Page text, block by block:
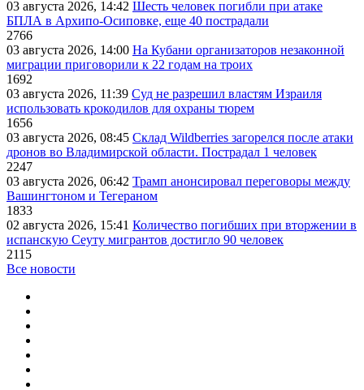
03 августа 2026, 14:42 Шесть человек погибли при атаке
БПЛА в Архипо-Осиповке, еще 40 пострадали
2766
03 августа 2026, 14:00 На Кубани организаторов незаконной
миграции приговорили к 22 годам на троих
1692
03 августа 2026, 11:39 Суд не разрешил властям Израиля
использовать крокодилов для охраны тюрем
1656
03 августа 2026, 08:45 Склад Wildberries загорелся после атаки
дронов во Владимирской области. Пострадал 1 человек
2247
03 августа 2026, 06:42 Трамп анонсировал переговоры между
Вашингтоном и Тегераном
1833
02 августа 2026, 15:41 Количество погибших при вторжении в
испанскую Сеуту мигрантов достигло 90 человек
2115
Все новости